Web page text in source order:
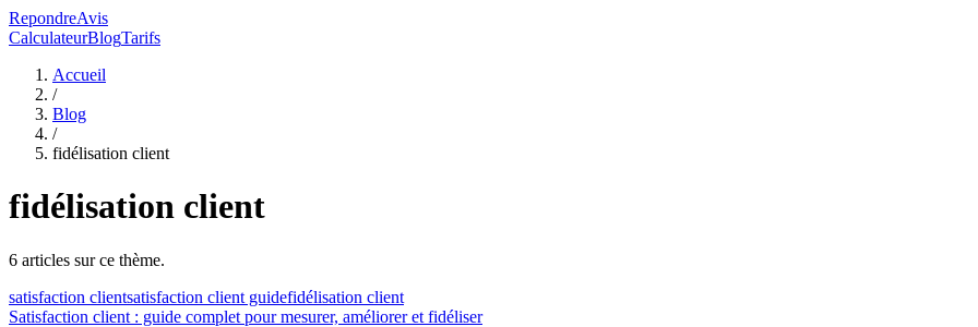
RepondreAvis
CalculateurBlogTarifs
Accueil
/
Blog
/
fidélisation client
fidélisation client
6 articles sur ce thème.
satisfaction clientsatisfaction client guidefidélisation client
Satisfaction client : guide complet pour mesurer, améliorer et fidéliser